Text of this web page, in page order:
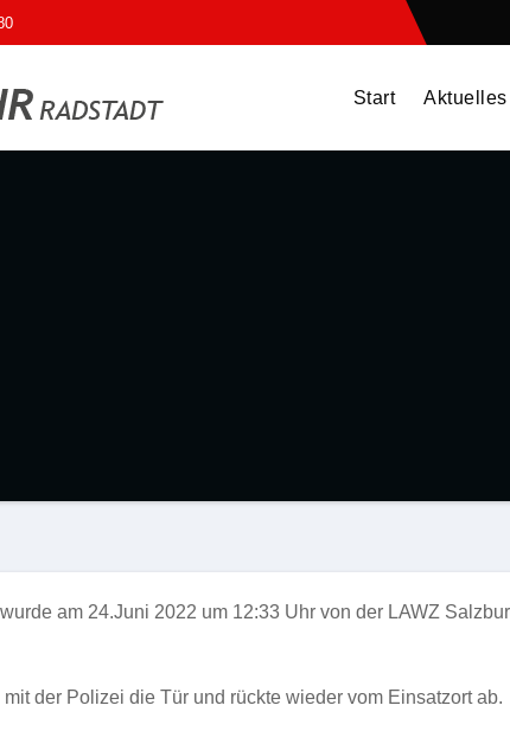
Start Aktuelles
am 24.Juni 2022 um 12:33 Uhr von der LAWZ
der Polizei die Tür und rückte wieder vom Einsatzort ab.